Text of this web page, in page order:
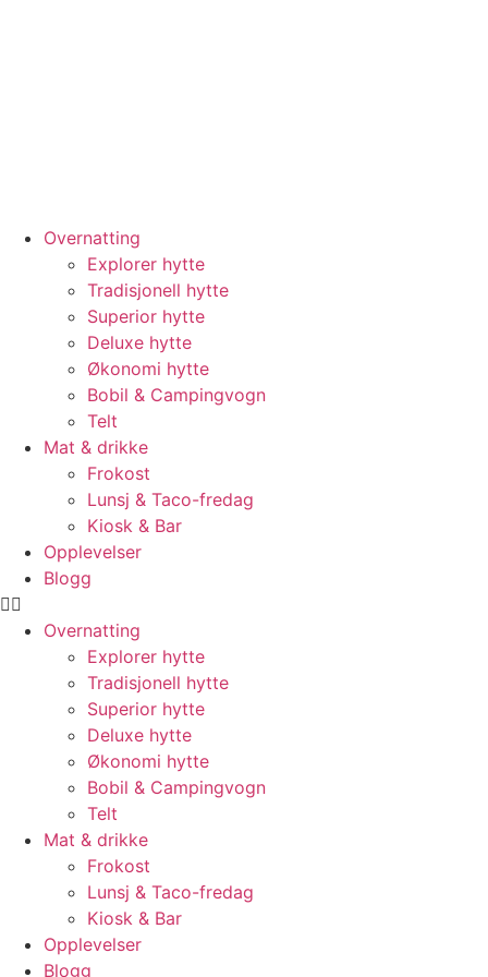
Overnatting
Explorer hytte
Tradisjonell hytte
Superior hytte
Deluxe hytte
Økonomi hytte
Bobil & Campingvogn
Telt
Mat & drikke
Frokost
Lunsj & Taco-fredag
Kiosk & Bar
Opplevelser
Blogg
Overnatting
Explorer hytte
Tradisjonell hytte
Superior hytte
Deluxe hytte
Økonomi hytte
Bobil & Campingvogn
Telt
Mat & drikke
Frokost
Lunsj & Taco-fredag
Kiosk & Bar
Opplevelser
Blogg